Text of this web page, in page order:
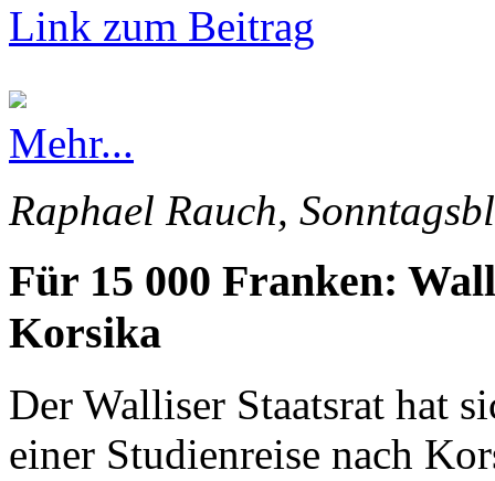
Link zum Beitrag
Mehr...
Raphael Rauch,
Für 15 000 Franken:
Korsika
Der Walliser Staatsrat hat
einer Studienreise nach